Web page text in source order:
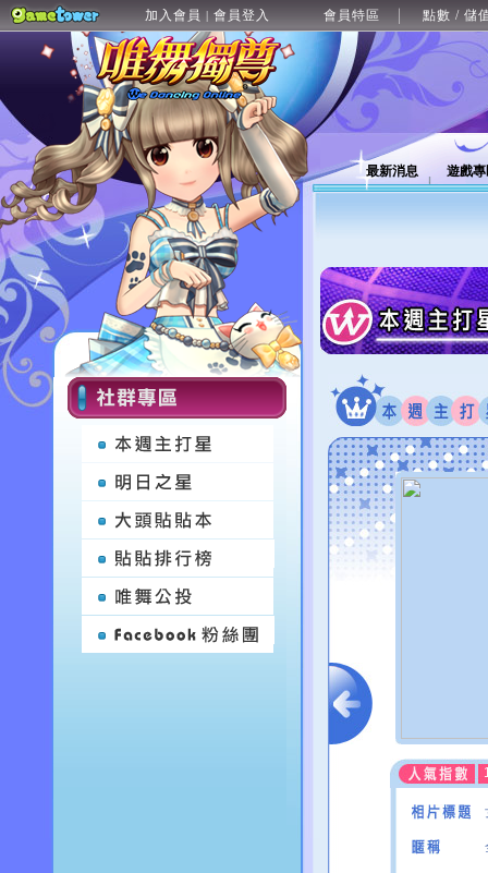
加入會員 | 會員登入 會員特區 點數 / 儲
最新消息 遊戲